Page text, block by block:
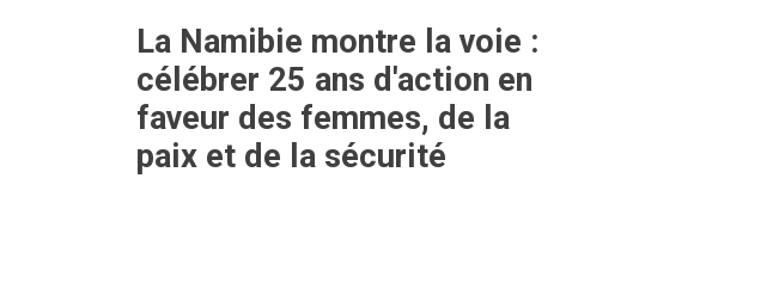
La Namibie montre la voie :
célébrer 25 ans d'action en
faveur des femmes, de la
paix et de la sécurité